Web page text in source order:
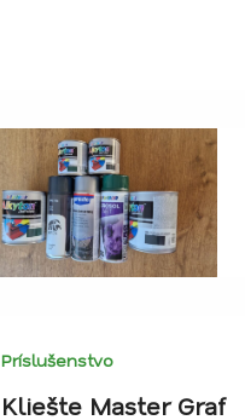
Príslušenstvo
Kliešte Master Graf